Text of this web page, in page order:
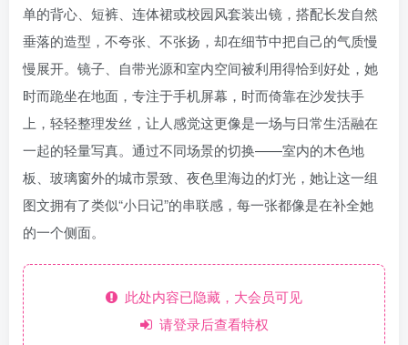
单的背心、短裤、连体裙或校园风套装出镜，搭配长发自然
垂落的造型，不夸张、不张扬，却在细节中把自己的气质慢
慢展开。镜子、自带光源和室内空间被利用得恰到好处，她
时而跪坐在地面，专注于手机屏幕，时而倚靠在沙发扶手
上，轻轻整理发丝，让人感觉这更像是一场与日常生活融在
一起的轻量写真。通过不同场景的切换——室内的木色地
板、玻璃窗外的城市景致、夜色里海边的灯光，她让这一组
图文拥有了类似“小日记”的串联感，每一张都像是在补全她
的一个侧面。
此处内容已隐藏，大会员可见
请登录后查看特权